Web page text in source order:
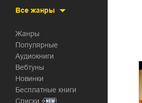
Все жанры
Жанры
Популярные
Аудиокниги
Вебтуны
Новинки
Бесплатные книги
Списки